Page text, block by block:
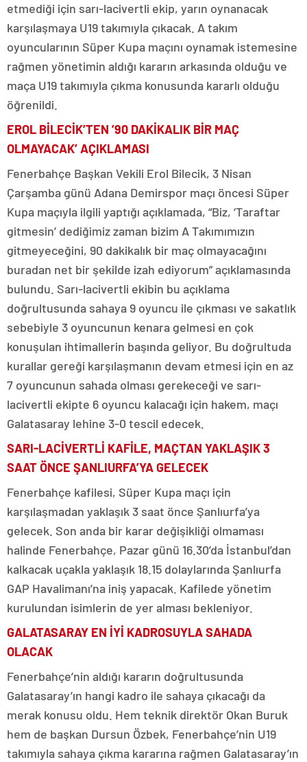
etmediği için sarı-lacivertli ekip, yarın oynanacak
karşılaşmaya U19 takımıyla çıkacak. A takım
oyuncularının Süper Kupa maçını oynamak istemesine
rağmen yönetimin aldığı kararın arkasında olduğu ve
maça U19 takımıyla çıkma konusunda kararlı olduğu
öğrenildi.
EROL BİLECİK’TEN ’90 DAKİKALIK BİR MAÇ
OLMAYACAK’ AÇIKLAMASI
Fenerbahçe Başkan Vekili Erol Bilecik, 3 Nisan
Çarşamba günü Adana Demirspor maçı öncesi Süper
Kupa maçıyla ilgili yaptığı açıklamada, “Biz, ‘Taraftar
gitmesin’ dediğimiz zaman bizim A Takımımızın
gitmeyeceğini, 90 dakikalık bir maç olmayacağını
buradan net bir şekilde izah ediyorum” açıklamasında
bulundu. Sarı-lacivertli ekibin bu açıklama
doğrultusunda sahaya 9 oyuncu ile çıkması ve sakatlık
sebebiyle 3 oyuncunun kenara gelmesi en çok
konuşulan ihtimallerin başında geliyor. Bu doğrultuda
kurallar gereği karşılaşmanın devam etmesi için en az
7 oyuncunun sahada olması gerekeceği ve sarı-
lacivertli ekipte 6 oyuncu kalacağı için hakem, maçı
Galatasaray lehine 3-0 tescil edecek.
SARI-LACİVERTLİ KAFİLE, MAÇTAN YAKLAŞIK 3
SAAT ÖNCE ŞANLIURFA’YA GELECEK
Fenerbahçe kafilesi, Süper Kupa maçı için
karşılaşmadan yaklaşık 3 saat önce Şanlıurfa’ya
gelecek. Son anda bir karar değişikliği olmaması
halinde Fenerbahçe, Pazar günü 16.30’da İstanbul’dan
kalkacak uçakla yaklaşık 18.15 dolaylarında Şanlıurfa
GAP Havalimanı’na iniş yapacak. Kafilede yönetim
kurulundan isimlerin de yer alması bekleniyor.
GALATASARAY EN İYİ KADROSUYLA SAHADA
OLACAK
Fenerbahçe’nin aldığı kararın doğrultusunda
Galatasaray’ın hangi kadro ile sahaya çıkacağı da
merak konusu oldu. Hem teknik direktör Okan Buruk
hem de başkan Dursun Özbek, Fenerbahçe’nin U19
takımıyla sahaya çıkma kararına rağmen Galatasaray’ın